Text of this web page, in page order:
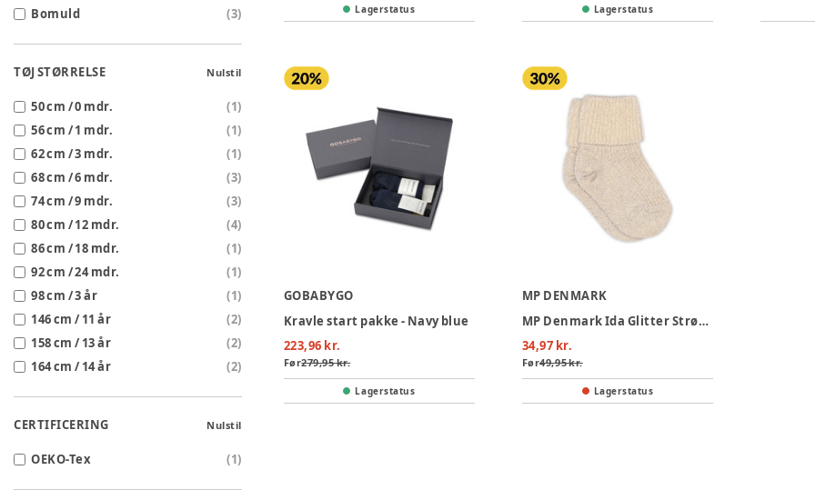
Bomuld
(3)
TØJ STØRRELSE Nulstil
50 cm / 0 mdr. (1)
56 cm / 1 mdr.
(1)
62 cm / 3 mdr.
(1)
68 cm / 6 mdr.
(3)
74 cm / 9 mdr.
(3)
80 cm / 12 mdr.
(4)
86 cm / 18 mdr.
(1)
92 cm / 24 mdr.
(1)
98 cm / 3 år
(1)
146 cm / 11 år
(2)
158 cm / 13 år
(2)
164 cm / 14 år
(2)
CERTIFICERING Nulstil
OEKO-Tex (1)
Lagerstatus Lagerstatus
GOBABYGO
Kravle start pakke - Navy blue
223,96 kr.
Før279,95 kr.
Lagerstatus
MP DENMARK
MP Denmark Ida Glitter Strømper - Ecru
34,97 kr.
Før49,95 kr.
Lagerstatus